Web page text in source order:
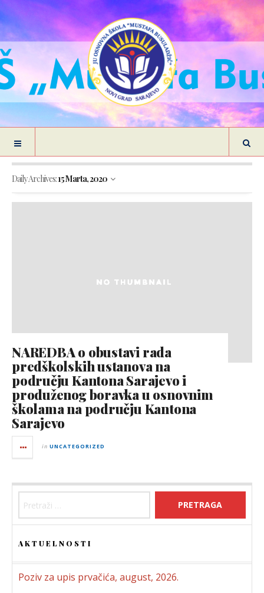
Daily Archives:15 Marta, 2020
NAREDBA o obustavi rada
predškolskih ustanova na
području Kantona Sarajevo i
produženog boravka u osnovnim
školama na području Kantona
Sarajevo
in UNCATEGORIZED
AKTUELNOSTI
Poziv za upis prvačića, august, 2026.